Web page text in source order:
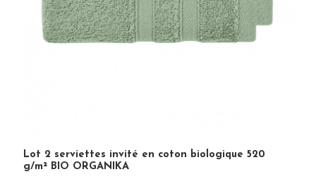
Lot 2 serviettes invité en coton biologique 520
g/m² BIO ORGANIKA